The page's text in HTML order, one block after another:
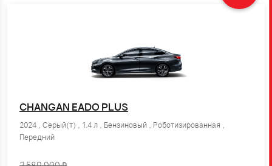
CHANGAN EADO PLUS
2024 , Серый(т) , 1.4 л , Бензиновый , Роботизированная ,
Передний